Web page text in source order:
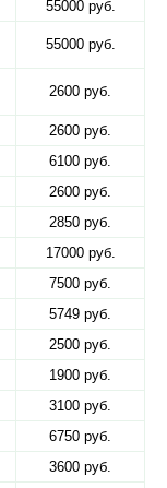
55000 руб.
55000 руб.
2600 руб.
2600 руб.
6100 руб.
2600 руб.
2850 руб.
17000 руб.
7500 руб.
5749 руб.
2500 руб.
1900 руб.
3100 руб.
6750 руб.
3600 руб.